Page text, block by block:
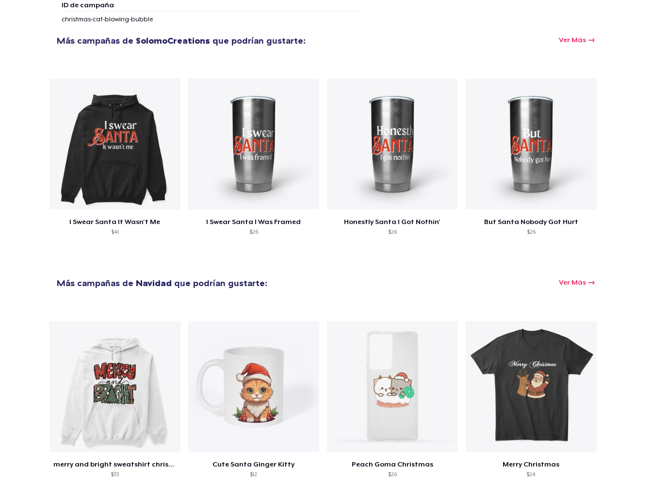
ID de campaña
christmas-cat-blowing-bubble
Más campañas de SolomoCreations que podrían gustarte: Ver Más
I Swear Santa It Wasn't Me
$41
I Swear Santa I Was Framed
$26
Honestly Santa I Got Nothin'
$26
But Santa Nobody Got Hurt
$26
Más campañas de Navidad que podrían gustarte: Ver Más
merry and bright sweatshirt christmas
$33
Cute Santa Ginger Kitty
$12
Peach Goma Christmas
$26
Merry Christmas
$24
Comfort Tee
Unisex Classic Crewneck Sweatshirt
Classic Long Sleeve Tee
30,99 US$